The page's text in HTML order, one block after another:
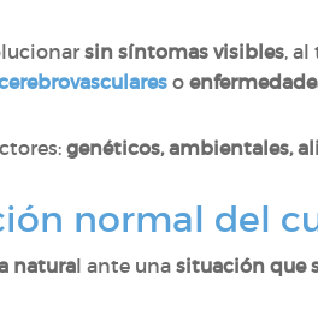
sin síntomas visibles,
o
genéticos, ambientales,
normal del
natural ante una situación que